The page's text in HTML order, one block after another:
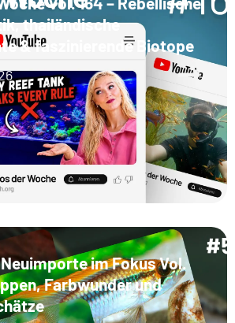
thailändische
& faszinierende Biotope
im Fokus Vol.
Farbwunder und